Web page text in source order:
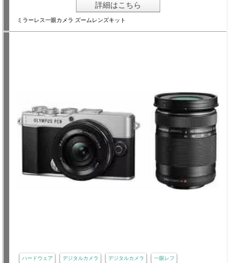
詳細はこちら
ミラーレス一眼カメラ ズームレンズキット
ハードウェア デジタルカメラ デジタルカメラ 一眼レフ